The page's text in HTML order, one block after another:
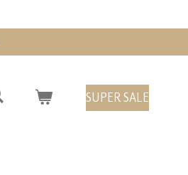
SUPER SALE